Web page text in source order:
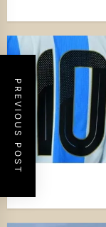
PREVIOUS POST